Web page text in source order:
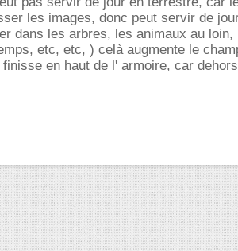
les images, donc peut servir de
dans les arbres, les animaux au loin,
etc, etc, ) celà augmente le
en haut de l' armoire, car